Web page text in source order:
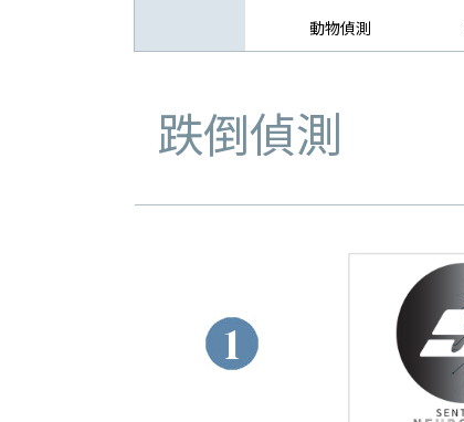
動物偵測
跌倒偵測
1